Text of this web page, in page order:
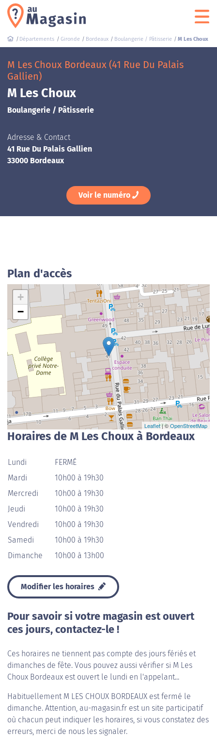
Départements Gironde Bordeaux Boulangerie / Pâtisserie M Les Choux
M Les Choux Bordeaux (41 Rue Du Palais
Gallien)
M Les Choux
Boulangerie / Pâtisserie
Adresse & Contact
41 Rue Du Palais Gallien
33000 Bordeaux
Voir le numéro
Plan d'accès
+
−
Leaflet| ©OpenStreetMap
Horaires de M Les Choux à Bordeaux
Lundi
FERMÉ
Mardi
10h00 à 19h30
Mercredi
10h00 à 19h30
Jeudi
10h00 à 19h30
Vendredi
10h00 à 19h30
Samedi
10h00 à 19h30
Dimanche
10h00 à 13h00
Modifier les horaires
Pour savoir si votre magasin est ouvert
ces jours, contactez-le !
Ces horaires ne tiennent pas compte des jours fériés et
dimanches de fête. Vous pouvez aussi vérifier si M Les
Choux Bordeaux est ouvert le lundi en l'appelant...
Habituellement M LES CHOUX BORDEAUX est fermé le
dimanche. Attention, au-magasin.fr est un site participatif
où chacun peut indiquer les horaires, si vous constatez des
erreurs, merci de nous les signaler.